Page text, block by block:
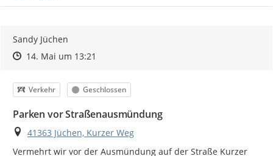
Sandy Jüchen
Zeitpunkt des Erstellens
Zeitpunkt des Erstellens
14. Mai um 13:21
Kategorie
Verkehr Status
Geschlossen
Parken vor Straßenausmündung
Ort
41363 Jüchen, Kurzer Weg
Vermehrt wir vor der Ausmündung auf der Straße Kurzer